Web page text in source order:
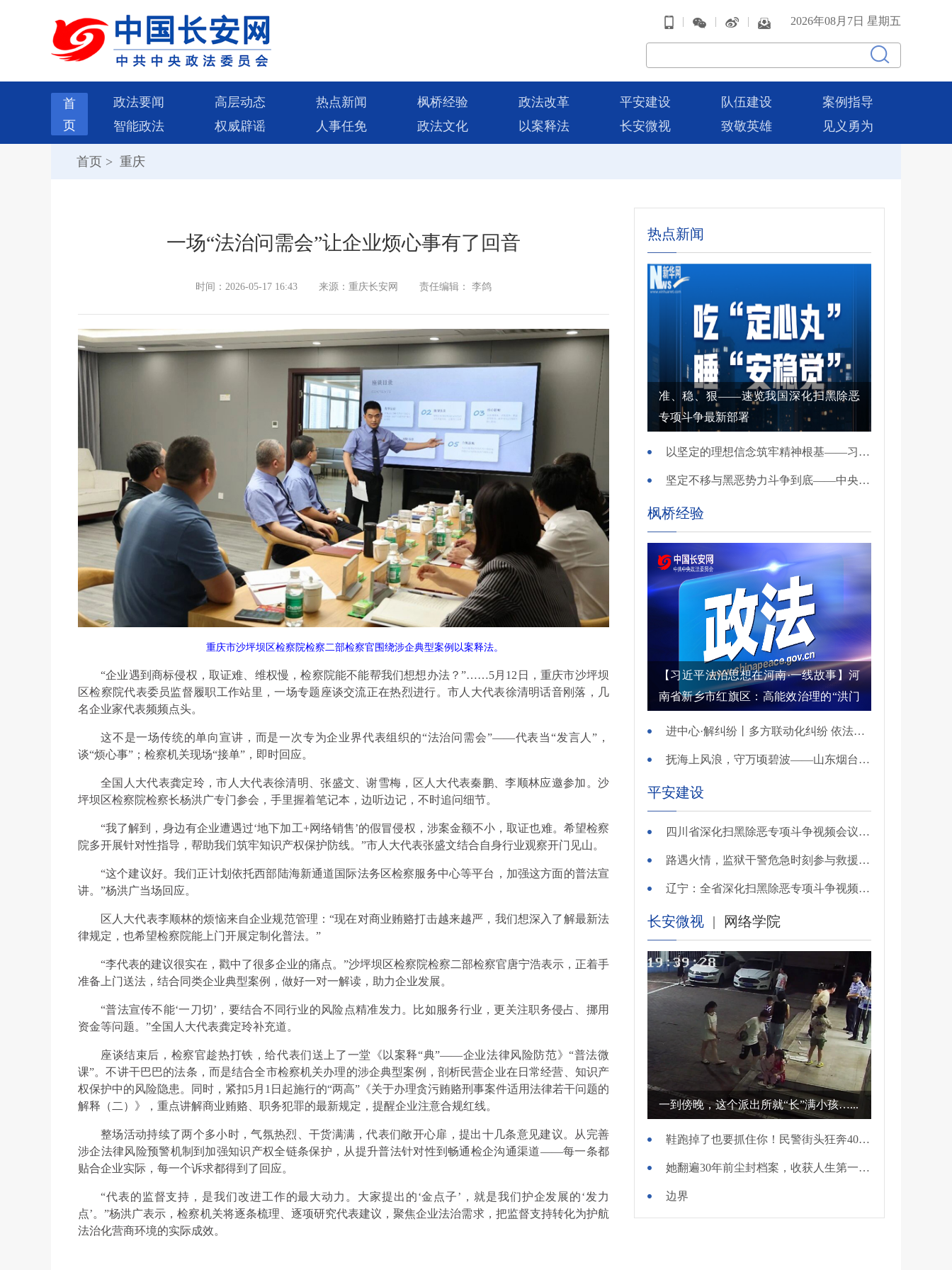
| | | 2026年08月7日 星期五
首
页
政法要闻 高层动态 热点新闻 枫桥经验 政法改革 平安建设 队伍建设
案例指导
智能政法
权威辟谣 人事任免 政法文化 以案释法 长安微视 致敬英雄 见义勇为
首页 > 重庆
一场“法治问需会”让企业烦心事有了回音
时间：2026-05-17 16:43 来源：重庆长安网 责任编辑： 李鸽
重庆市沙坪坝区检察院检察二部检察官围绕涉企典型案例以案释法。
“企业遇到商标侵权，取证难、维权慢，检察院能不能帮我们想想办法？”……5月12日，重庆市沙坪坝
区检察院代表委员监督履职工作站里，一场专题座谈交流正在热烈进行。市人大代表徐清明话音刚落，几
名企业家代表频频点头。
这不是一场传统的单向宣讲，而是一次专为企业界代表组织的“法治问需会”——代表当“发言人”，
谈“烦心事”；检察机关现场“接单”，即时回应。
全国人大代表龚定玲，市人大代表徐清明、张盛文、谢雪梅，区人大代表秦鹏、李顺林应邀参加。沙
坪坝区检察院检察长杨洪广专门参会，手里握着笔记本，边听边记，不时追问细节。
“我了解到，身边有企业遭遇过‘地下加工+网络销售’的假冒侵权，涉案金额不小，取证也难。希望检察
院多开展针对性指导，帮助我们筑牢知识产权保护防线。”市人大代表张盛文结合自身行业观察开门见山。
“这个建议好。我们正计划依托西部陆海新通道国际法务区检察服务中心等平台，加强这方面的普法宣
讲。”杨洪广当场回应。
区人大代表李顺林的烦恼来自企业规范管理：“现在对商业贿赂打击越来越严，我们想深入了解最新法
律规定，也希望检察院能上门开展定制化普法。”
“李代表的建议很实在，戳中了很多企业的痛点。”沙坪坝区检察院检察二部检察官唐宁浩表示，正着手
准备上门送法，结合同类企业典型案例，做好一对一解读，助力企业发展。
“普法宣传不能‘一刀切’，要结合不同行业的风险点精准发力。比如服务行业，更关注职务侵占、挪用
资金等问题。”全国人大代表龚定玲补充道。
座谈结束后，检察官趁热打铁，给代表们送上了一堂《以案释“典”——企业法律风险防范》“普法微
课”。不讲干巴巴的法条，而是结合全市检察机关办理的涉企典型案例，剖析民营企业在日常经营、知识产
权保护中的风险隐患。同时，紧扣5月1日起施行的“两高”《关于办理贪污贿赂刑事案件适用法律若干问题的
解释（二）》，重点讲解商业贿赂、职务犯罪的最新规定，提醒企业注意合规红线。
整场活动持续了两个多小时，气氛热烈、干货满满，代表们敞开心扉，提出十几条意见建议。从完善
涉企法律风险预警机制到加强知识产权全链条保护，从提升普法针对性到畅通检企沟通渠道——每一条都
贴合企业实际，每一个诉求都得到了回应。
“代表的监督支持，是我们改进工作的最大动力。大家提出的‘金点子’，就是我们护企发展的‘发力
点’。”杨洪广表示，检察机关将逐条梳理、逐项研究代表建议，聚焦企业法治需求，把监督支持转化为护航
法治化营商环境的实际成效。
热点新闻
准、稳、狠——速览我国深化扫黑除恶
专项斗争最新部署
以坚定的理想信念筑牢精神根基——习近平党建思想理论品格系列述评之一
坚定不移与黑恶势力斗争到底——中央政法委负责同志就开展深化扫黑除恶专项斗争有关问题答记者问
枫桥经验
【习近平法治思想在河南·一线故事】河
南省新乡市红旗区：高能效治理的“洪门
进中心·解纠纷丨多方联动化纠纷 依法调解护农耕
抚海上风浪，守万顷碧波——山东烟台把矛盾化解在微澜未起时
平安建设
四川省深化扫黑除恶专项斗争视频会议召开 于立军出席并讲话
路遇火情，监狱干警危急时刻参与救援显身手！
辽宁：全省深化扫黑除恶专项斗争视频会议召开
长安微视 | 网络学院
一到傍晚，这个派出所就“长”满小孩…...
鞋跑掉了也要抓住你！民警街头狂奔400米擒贼
她翻遍30年前尘封档案，收获人生第一面锦旗
边界